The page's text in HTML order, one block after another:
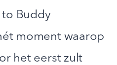
Buddy
moment waarop
het eerst zult